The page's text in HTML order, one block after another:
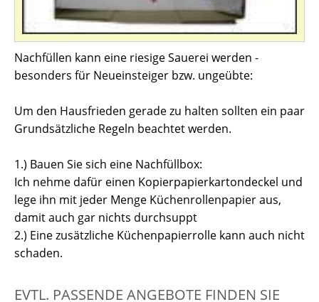
Nachfüllen kann eine riesige Sauerei werden -
besonders für Neueinsteiger bzw. ungeübte:
Um den Hausfrieden gerade zu halten sollten ein paar
Grundsätzliche Regeln beachtet werden.
1.) Bauen Sie sich eine Nachfüllbox:
Ich nehme dafür einen Kopierpapierkartondeckel und
lege ihn mit jeder Menge Küchenrollenpapier aus,
damit auch gar nichts durchsuppt
2.) Eine zusätzliche Küchenpapierrolle kann auch nicht
schaden.
EVTL. PASSENDE ANGEBOTE FINDEN SIE